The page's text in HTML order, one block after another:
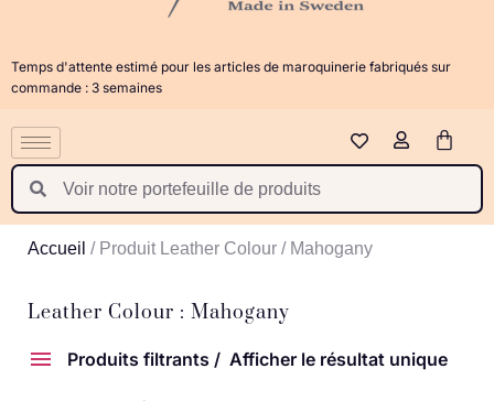
Norsk bokmål
Polski
Suomi
Nederlands
Português
Temps d'attente estimé pour les articles de maroquinerie fabriqués sur
commande : 3 semaines
Accueil / Produit Leather Colour / Mahogany
Leather Colour : Mahogany
Produits filtrants Afficher le résultat unique